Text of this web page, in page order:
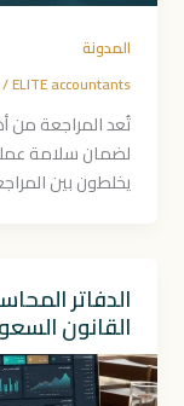
المدونة
ELITE accountants
تُعد المراجعة من
لضمان سلامة
يخلطون بين
الدفاتر
القانون